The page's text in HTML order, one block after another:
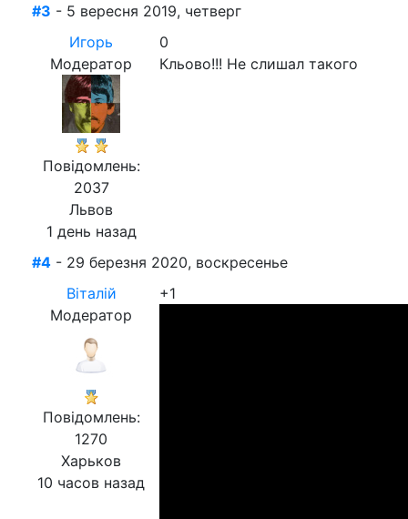
#3 - 5 вересня 2019, четверг
Игорь
Модератор
Повідомлень:
2037
Львов
1 день назад
0
Кльово!!! Не слишал такого
#4 - 29 березня 2020, воскресенье
Віталій
Модератор
Повідомлень:
1270
Харьков
10 часов назад
+1